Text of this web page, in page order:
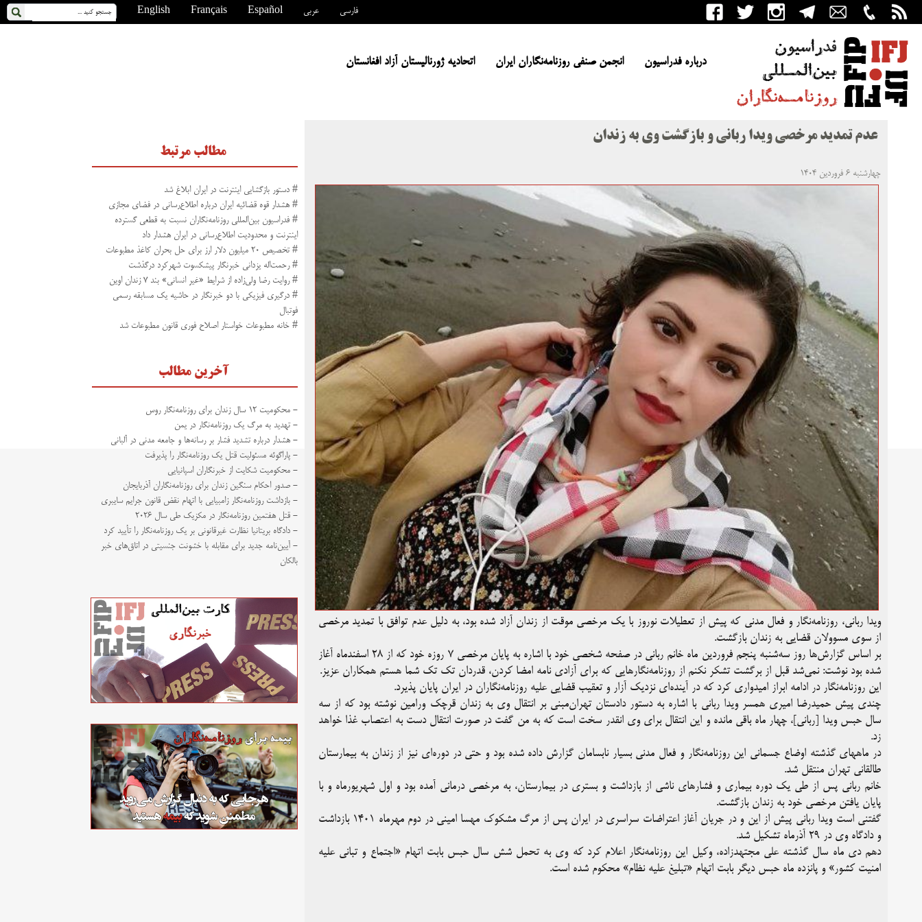
English Français Español عربی فارسی
درباره فدراسیون انجمن صنفی روزنامه‌نگاران ایران اتحادیه ژورنالیستان آزاد افغانستان
عدم تمدید مرخصی ویدا ربانی و بازگشت وی به زندان
چهارشنبه ۶ فروردین ۱۴۰۴
ویدا ربانی، روزنامه‌نگار و فعال مدنی که پیش از تعطیلات نوروز با یک‌ مرخصی موقت از زندان آزاد شده بود، به دلیل عدم توافق با تمدید مرخصی
از سوی مسوولان قضایی به زندان بازگشت.
بر اساس گزارش‌ها روز سه‌شنبه پنجم فروردین ماه خانم ربانی در صفحه شخصی خود با اشاره به پایان مرخصی ۷ روزه خود که از ۲۸ اسفندماه آغاز
شده بود نوشت: نمی‌شد قبل از برگشت تشکر نکنم از روزنامه‌نگارهایی که برای آزادی نامه امضا کردن، قدردان تک تک شما هستم همکاران عزیز.
این روزنامه‌نگار در ادامه ابراز امیدواری کرد که در آینده‌ای نزدیک آزار و تعقیب قضایی علیه روزنامه‌نگاران در ایران پایان پذیرد.
چندی پیش حمیدرضا امیری همسر ویدا ربانی با اشاره به دستور دادستان تهران‌مبنی بر انتقال وی به زندان قرچک ورامین نوشته بود که از سه
سال حبس ویدا [ربانی]، چهار ماه باقی مانده و این انتقال برای وی انقدر سخت است که به من گفت در صورت انتقال دست به اعتصاب غذا خواهد
زد.
در ماههای گذشته اوضاع جسمانی این روزنامه‌نگار و فعال مدنی بسیار نابسامان گزارش داده شده بود و حتی در دوره‌ای نیز از زندان به بیمارستان
طالقانی تهران منتقل شد.
خانم ربانی پس از طی یک دوره بیماری و فشارهای ناشی از بازداشت و بستری در بیمارستان، به مرخصی درمانی آمده بود و اول شهریورماه و با
پایان یافتن مرخصی خود به زندان بازگشت.
گفتنی است ویدا ربانی پیش از این و در جریان آغاز اعتراضات سراسری در ایران پس از مرگ مشکوک مهسا امینی در دوم مهرماه ۱۴۰۱ بازداشت
و دادگاه وی در ۲۹ آذرماه تشکیل شد.
دهم دی ماه سال گذشته علی مجتهدزاده، وکیل این روزنامه‌نگار اعلام کرد که وی به تحمل شش سال حبس بابت اتهام «اجتماع و تبانی علیه
امنیت کشور» و پانزده ماه حبس دیگر بابت اتهام «تبلیغ علیه نظام» محکوم شده است.
مطالب مرتبط
# دستور بازگشایی اینترنت در ایران ابلاغ شد
# هشدار قوه قضائیه ایران درباره اطلاع‌رسانی در فضای مجازی
# فدراسیون بین‌المللی روزنامه‌نگاران نسبت به قطعی گسترده
اینترنت و محدودیت اطلاع‌رسانی در ایران هشدار داد
# تخصیص ۲۰ میلیون دلار ارز برای حل بحران کاغذ مطبوعات
# رحمت‌اله یزدانی خبرنگار پیشکسوت شهرکرد درگذشت
# روایت رضا ولی‌زاده از شرایط «غیر انسانی» بند ۷ زندان اوین
# درگیری فیزیکی با دو خبرنگار در حاشیه یک مسابقه رسمی
فوتبال
# خانه مطبوعات خواستار اصلاح فوری قانون مطبوعات شد
آخرین مطالب
- محکومیت ۱۲ سال زندان برای روزنامه‌نگار روس
- تهدید به مرگ یک روزنامه‌نگار در یمن
- هشدار درباره تشدید فشار بر رسانه‌ها و جامعه مدنی در آلبانی
- پاراگوئه مسئولیت قتل یک روزنامه‌نگار را پذیرفت
- محکومیت شکایت از خبرنگاران اسپانیایی
- صدور احکام سنگین زندان برای روزنامه‌نگاران آذربایجان
- بازداشت روزنامه‌نگار زامبیایی با اتهام نقض قانون جرایم سایبری
- قتل هفتمین روزنامه‌نگار در مکزیک طی سال ۲۰۲۶
- دادگاه بریتانیا نظارت غیرقانونی بر یک روزنامه‌نگار را تأیید کرد
- آیین‌نامه جدید برای مقابله با خشونت جنسیتی در اتاق‌های خبر
بالکان